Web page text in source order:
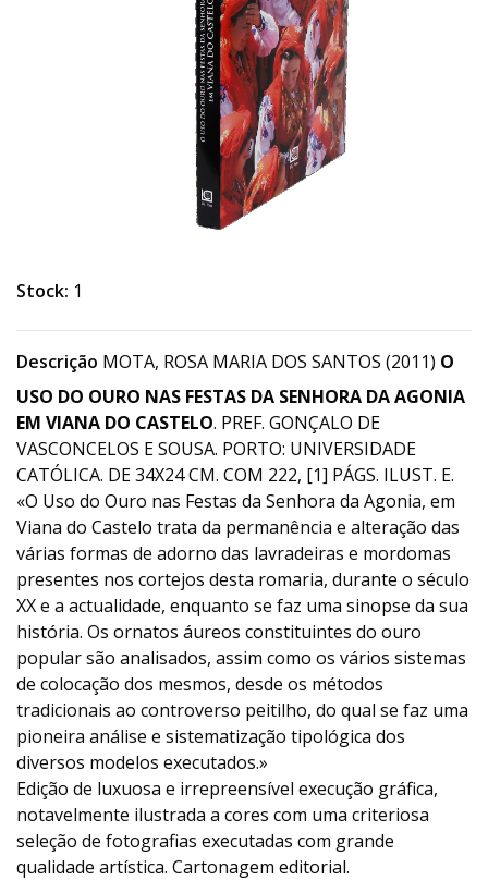
Stock: 1
Descrição MOTA, ROSA MARIA DOS SANTOS (2011) O
USO DO OURO NAS FESTAS DA SENHORA DA AGONIA
EM VIANA DO CASTELO. PREF. GONÇALO DE
VASCONCELOS E SOUSA. PORTO: UNIVERSIDADE
CATÓLICA. DE 34X24 CM. COM 222, [1] PÁGS. ILUST. E.
«O Uso do Ouro nas Festas da Senhora da Agonia, em
Viana do Castelo trata da permanência e alteração das
várias formas de adorno das lavradeiras e mordomas
presentes nos cortejos desta romaria, durante o século
XX e a actualidade, enquanto se faz uma sinopse da sua
história. Os ornatos áureos constituintes do ouro
popular são analisados, assim como os vários sistemas
de colocação dos mesmos, desde os métodos
tradicionais ao controverso peitilho, do qual se faz uma
pioneira análise e sistematização tipológica dos
diversos modelos executados.»
Edição de luxuosa e irrepreensível execução gráfica,
notavelmente ilustrada a cores com uma criteriosa
seleção de fotografias executadas com grande
qualidade artística. Cartonagem editorial.